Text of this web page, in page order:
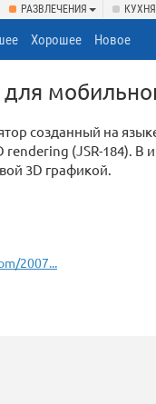
РАЗВЛЕЧЕНИЯ КУХНЯ
Хорошее Новое
созданный на
(JSR-184). В
3D графикой.
2007...